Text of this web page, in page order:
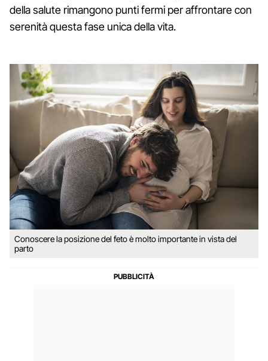
della salute rimangono punti fermi per affrontare con
serenità questa fase unica della vita.
Conoscere la posizione del feto è molto importante in vista del
parto